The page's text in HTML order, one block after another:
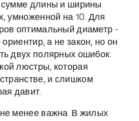
сумме длины и ширины
умноженной на 10. Для
оптимальный диаметр -
а не закон, но он
двух полярных ошибок:
люстры, которая
и слишком
давит.
менее важна. В жилых